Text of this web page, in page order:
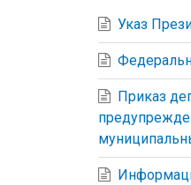
top Указ
Приказ